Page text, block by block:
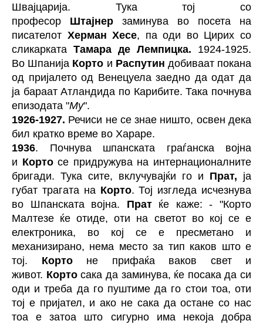
Швајцарија. Тука тој со
професор Штајнер заминува во посета на
писателот Херман Хесе, па оди во Цирих со
сликарката Тамара де Лемпицка. 1924-1925.
Во Шпанија Корто и Распутин добиваат покана
од пријалето од Венецуела заедно да одат да
ја бараат Атландида по Карибите. Така почнува
епизодата "Му".
1926-1927. Речиси не се знае ништо, освен дека
бил кратко време во Хараре.
1936. Почнува шпанската граѓанска војна
и Кортосе придружува на интернационалните
бригади. Тука сите, вклучувајќи го и Прат, ја
губат трагата на Корто. Тој изгледа исчезнува
во Шпанската војна. Пратќе каже: - "Корто
Малтезе ќе отиде, оти на светот во кој се е
електроника, во кој се е пресметано и
механизирано, нема место за тип каков што е
тој. Кортоне прифаќа ваков свет и
живот. Кортосака да заминува, ќе посака да си
оди и треба да го пуштиме да го стои тоа, оти
тој е пријател, и ако не сака да остане со нас
тоа е затоа што сигурно има некоја добра